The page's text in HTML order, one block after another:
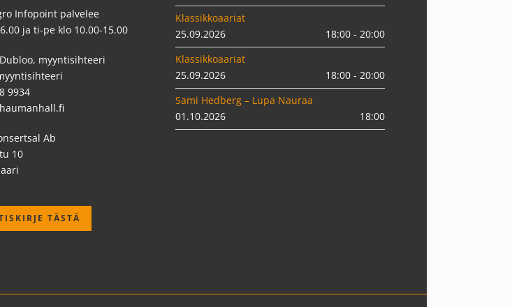
Infopoint palvelee
ja ti-pe klo 10.00-15.00
myyntisihteeri
9934
Ab
10
TÄSTÄ
Klassikkoaariat
25.09.2026
18:00 - 20:00
Klassikkoaariat
25.09.2026
18:00 - 20:00
Sami Hedberg – Lupa Nauraa
01.10.2026
18:00